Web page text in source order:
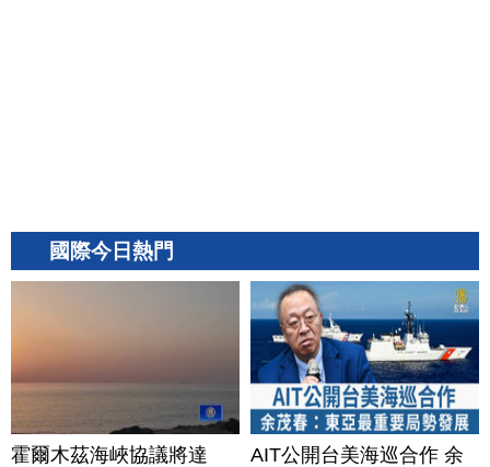
國際今日熱門
霍爾木茲海峽協議將達
AIT公開台美海巡合作 余